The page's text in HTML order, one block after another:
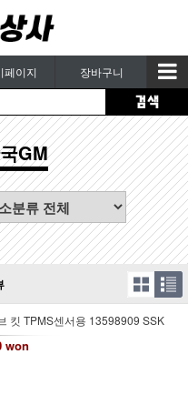
페이지 장바구니
GM
킷 TPMS센서용 13598909 SSK
won